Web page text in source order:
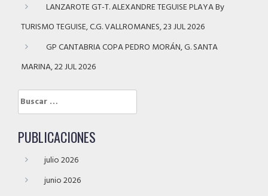
LANZAROTE GT-T. ALEXANDRE TEGUISE PLAYA By
TURISMO TEGUISE, C.G. VALLROMANES, 23 JUL 2026
GP CANTABRIA COPA PEDRO MORÁN, G. SANTA
MARINA, 22 JUL 2026
Buscar:
PUBLICACIONES
julio 2026
junio 2026